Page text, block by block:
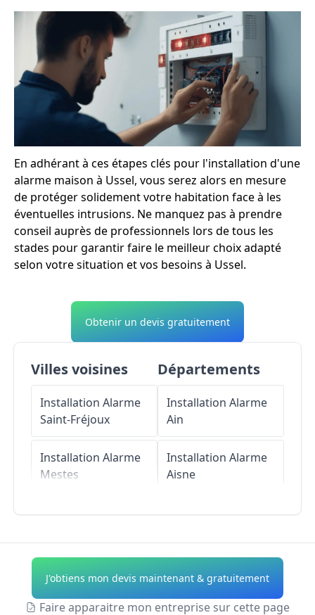
En adhérant à ces étapes clés pour l'installation d'une
alarme maison à Ussel, vous serez alors en mesure
de protéger solidement votre habitation face à les
éventuelles intrusions. Ne manquez pas à prendre
conseil auprès de professionnels lors de tous les
stades pour garantir faire le meilleur choix adapté
selon votre situation et vos besoins à Ussel.
Obtenir un devis gratuitement
Villes voisines
Installation Alarme
Saint-Fréjoux
Installation Alarme
Mestes
Installation Alarme
Saint-Exupéry-les-
Roches
Départements
Installation Alarme
Ain
Installation Alarme
Aisne
Installation Alarme
Alpes-de-Haute-
Provence
J'obtiens mon devis maintenant & gratuitement
Faire apparaitre mon entreprise sur cette page